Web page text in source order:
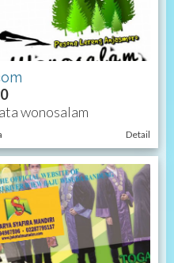
wonosalam
Detail